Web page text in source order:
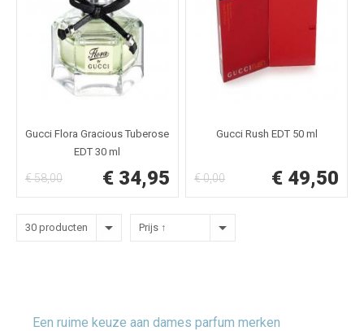
Gucci Flora Gracious Tuberose
EDT 30 ml
€ 58,00 € 34,95
Gucci Rush EDT 50 ml
€ 0,00 € 49,50
30 producten Prijs ↑
Een ruime keuze aan dames parfum merken